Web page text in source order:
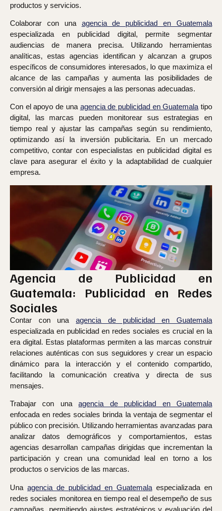
productos y servicios.
Colaborar con una agencia de publicidad en Guatemala
especializada en publicidad digital, permite segmentar
audiencias de manera precisa. Utilizando herramientas
analíticas, estas agencias identifican y alcanzan a grupos
específicos de consumidores interesados, lo que maximiza el
alcance de las campañas y aumenta las posibilidades de
conversión al dirigir mensajes a las personas adecuadas.
Con el apoyo de una agencia de publicidad en Guatemala tipo
digital, las marcas pueden monitorear sus estrategias en
tiempo real y ajustar las campañas según su rendimiento,
optimizando así la inversión publicitaria. En un mercado
competitivo, contar con especialistas en publicidad digital es
clave para asegurar el éxito y la adaptabilidad de cualquier
empresa.
Agencia de Publicidad en
Guatemala: Publicidad en Redes
Sociales
Contar con unaagencia de publicidad en Guatemala
especializada en publicidad en redes sociales es crucial en la
era digital. Estas plataformas permiten a las marcas construir
relaciones auténticas con sus seguidores y crear un espacio
dinámico para la interacción y el contenido compartido,
facilitando la comunicación creativa y directa de sus
mensajes.
Trabajar con unaagencia de publicidad en Guatemala
enfocada en redes sociales brinda la ventaja de segmentar el
público con precisión. Utilizando herramientas avanzadas para
analizar datos demográficos y comportamientos, estas
agencias desarrollan campañas dirigidas que incrementan la
participación y crean una comunidad leal en torno a los
productos o servicios de las marcas.
Una agencia de publicidad en Guatemala especializada en
redes sociales monitorea en tiempo real el desempeño de sus
campañas, permitiendo ajustes estratégicos y evaluación del